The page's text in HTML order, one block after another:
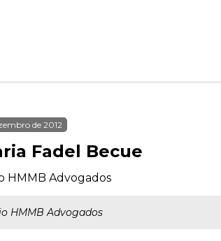
de 2012
Fadel Becue
HMMB Advogados
HMMB Advogados